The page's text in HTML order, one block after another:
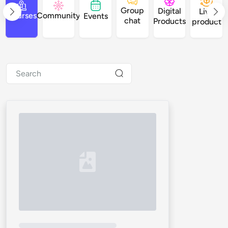
CoursesCommunity Events
Group
chat
Digital
Products
Live
product